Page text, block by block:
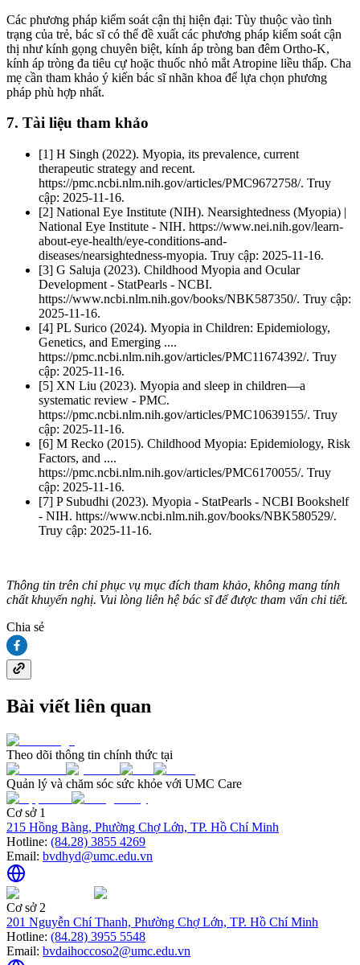
Các phương pháp kiểm soát cận thị hiện đại: Tùy thuộc vào tình
trạng của trẻ, bác sĩ có thể đề xuất các phương pháp kiểm soát cận
thị như kính gọng chuyên biệt, kính áp tròng ban đêm Ortho-K,
kính áp tròng đa tiêu cự hoặc thuốc nhỏ mắt Atropine liều thấp. Cha
mẹ cần tham khảo ý kiến bác sĩ nhãn khoa để lựa chọn phương
pháp phù hợp nhất.
7. Tài liệu tham khảo
[1] H Singh (2022). Myopia, its prevalence, current
therapeutic strategy and recent.
https://pmc.ncbi.nlm.nih.gov/articles/PMC9672758/. Truy
cập: 2025-11-16.
[2] National Eye Institute (NIH). Nearsightedness (Myopia) |
National Eye Institute - NIH. https://www.nei.nih.gov/learn-
about-eye-health/eye-conditions-and-
diseases/nearsightedness-myopia. Truy cập: 2025-11-16.
[3] G Saluja (2023). Childhood Myopia and Ocular
Development - StatPearls - NCBI.
https://www.ncbi.nlm.nih.gov/books/NBK587350/. Truy cập:
2025-11-16.
[4] PL Surico (2024). Myopia in Children: Epidemiology,
Genetics, and Emerging ....
https://pmc.ncbi.nlm.nih.gov/articles/PMC11674392/. Truy
cập: 2025-11-16.
[5] XN Liu (2023). Myopia and sleep in children—a
systematic review - PMC.
https://pmc.ncbi.nlm.nih.gov/articles/PMC10639155/. Truy
cập: 2025-11-16.
[6] M Recko (2015). Childhood Myopia: Epidemiology, Risk
Factors, and ....
https://pmc.ncbi.nlm.nih.gov/articles/PMC6170055/. Truy
cập: 2025-11-16.
[7] P Subudhi (2023). Myopia - StatPearls - NCBI Bookshelf
- NIH. https://www.ncbi.nlm.nih.gov/books/NBK580529/.
Truy cập: 2025-11-16.
Thông tin trên chỉ phục vụ mục đích tham khảo, không mang tính
chất khuyến nghị. Vui lòng liên hệ bác sĩ để được tham vấn chi tiết.
Chia sẻ
Bài viết liên quan
Theo dõi thông tin chính thức tại
Quản lý và chăm sóc sức khỏe với UMC Care
Cơ sở 1
215 Hồng Bàng, Phường Chợ Lớn, TP. Hồ Chí Minh
Hotline: (84.28) 3855 4269
Email: bvdhyd@umc.edu.vn
Cơ sở 2
201 Nguyễn Chí Thanh, Phường Chợ Lớn, TP. Hồ Chí Minh
Hotline: (84.28) 3955 5548
Email: bvdaihoccoso2@umc.edu.vn